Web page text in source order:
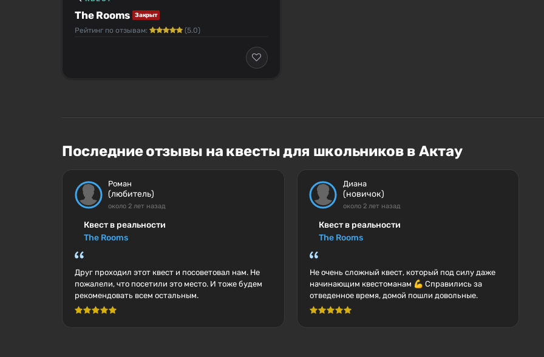
The Rooms Закрыт
Рейтинг по отзывам: (5.0)
Последние отзывы на квесты для школьников в Актау
Роман
(любитель)
около 2 лет назад
Квест в реальности
The Rooms
Друг проходил этот квест и посоветовал нам. Не
пожалели, что посетили это место. И тоже будем
рекомендовать всем остальным.
Диана
(новичок)
около 2 лет назад
Квест в реальности
The Rooms
Не очень сложный квест, который под силу даже
начинающим квестоманам 💪 Справились за
отведенное время, домой пошли довольные.